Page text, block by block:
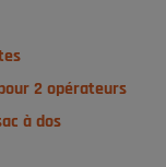
2 opérateurs
à dos